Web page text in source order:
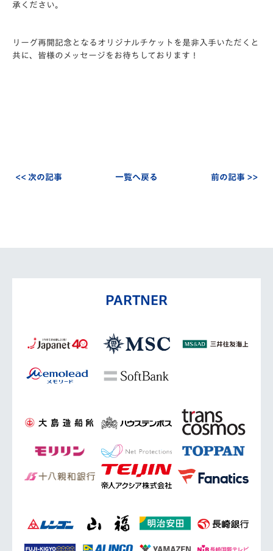
承ください。
リーグ再開記念となるオリジナルチケットを是非入手いただくと
共に、皆様のメッセージをお待ちしております！
<< 次の記事 一覧へ戻る 前の記事 >>
PARTNER